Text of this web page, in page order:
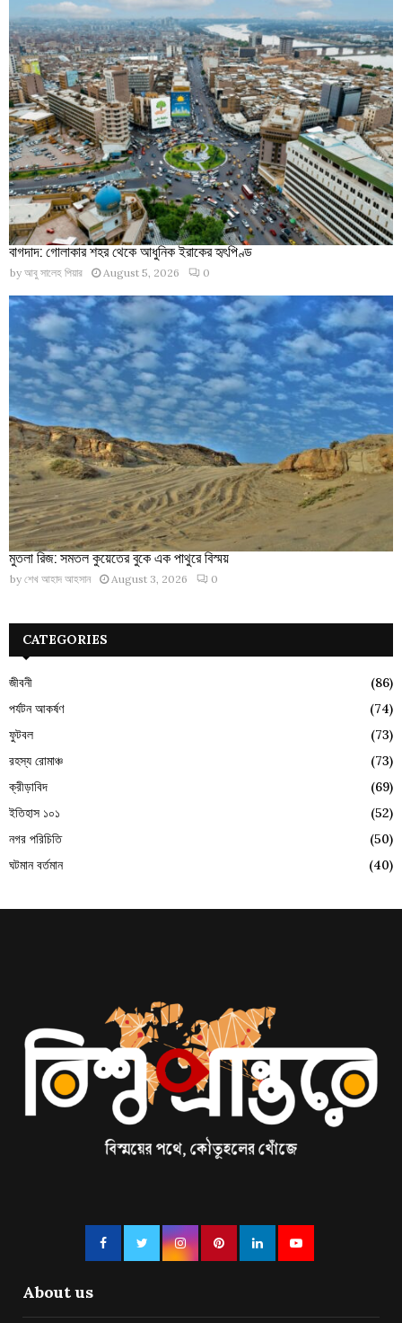
বাগদাদ: গোলাকার শহর থেকে আধুনিক ইরাকের হৃৎপিণ্ড
by আবু সালেহ পিয়ার August 5, 2026 0
মুতলা রিজ: সমতল কুয়েতের বুকে এক পাথুরে বিস্ময়
by শেখ আহাদ আহসান August 3, 2026 0
CATEGORIES
জীবনী
(86)
পর্যটন আকর্ষণ
(74)
ফুটবল
(73)
রহস্য রোমাঞ্চ
(73)
ক্রীড়াবিদ
(69)
ইতিহাস ১০১
(52)
নগর পরিচিতি
(50)
ঘটমান বর্তমান
(40)
About us